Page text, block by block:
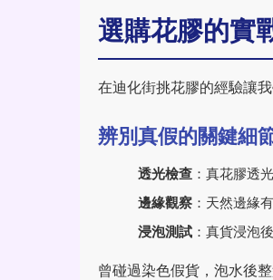
選購花膠的實
在迪化街挑花膠的經驗讓我
辨別真假的關鍵細
透光檢查 ：真花膠透
邊緣觀察 ：天然邊緣
浸泡測試 ：真貨浸泡
曾碰過染色假貨，泡水後